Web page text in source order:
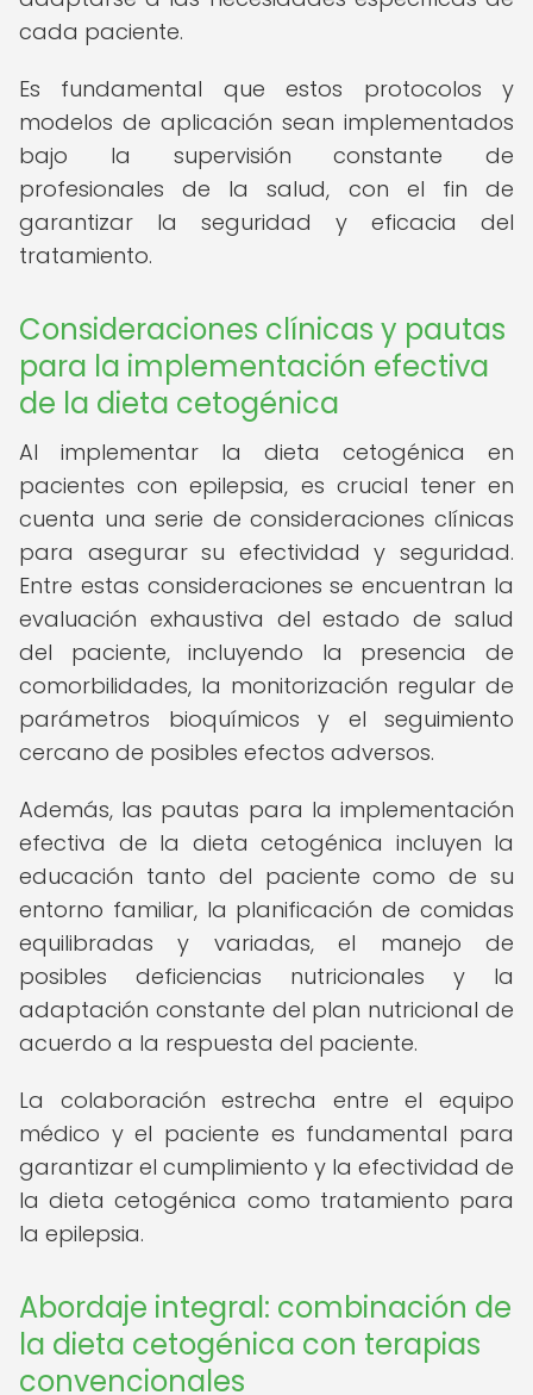
cada paciente.
Es fundamental que estos protocolos y
modelos de aplicación sean implementados
bajo la supervisión constante de
profesionales de la salud, con el fin de
garantizar la seguridad y eficacia del
tratamiento.
Consideraciones clínicas y pautas
para la implementación efectiva
de la dieta cetogénica
Al implementar la dieta cetogénica en
pacientes con epilepsia, es crucial tener en
cuenta una serie de consideraciones clínicas
para asegurar su efectividad y seguridad.
Entre estas consideraciones se encuentran la
evaluación exhaustiva del estado de salud
del paciente, incluyendo la presencia de
comorbilidades, la monitorización regular de
parámetros bioquímicos y el seguimiento
cercano de posibles efectos adversos.
Además, las pautas para la implementación
efectiva de la dieta cetogénica incluyen la
educación tanto del paciente como de su
entorno familiar, la planificación de comidas
equilibradas y variadas, el manejo de
posibles deficiencias nutricionales y la
adaptación constante del plan nutricional de
acuerdo a la respuesta del paciente.
La colaboración estrecha entre el equipo
médico y el paciente es fundamental para
garantizar el cumplimiento y la efectividad de
la dieta cetogénica como tratamiento para
la epilepsia.
Abordaje integral: combinación de
la dieta cetogénica con terapias
convencionales